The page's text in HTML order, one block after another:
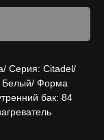
Серия: Citadel/
Белый/ Форма
бак: 84